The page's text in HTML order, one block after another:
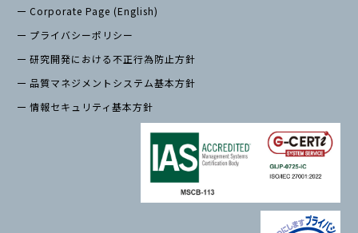
Corporate Page (English)
プライバシーポリシー
研究開発における不正行為防止方針
品質マネジメントシステム基本方針
情報セキュリティ基本方針